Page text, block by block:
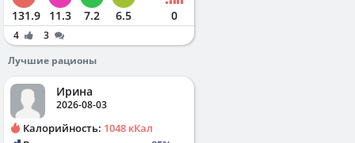
131.9 11.3 7.2 6.5 0
4
3
Лучшие рационы
Ирина
2026-08-03
Калорийность: 1048 кКал